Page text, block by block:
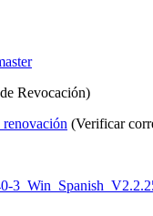
Revocación)
renovación (Verificar